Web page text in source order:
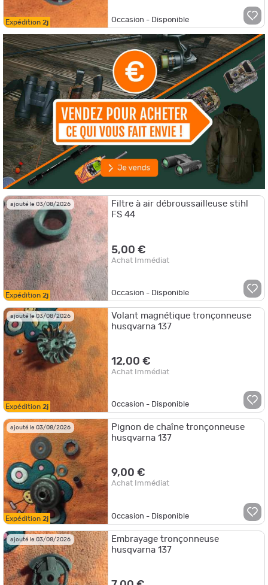
Expédition 2j Occasion - Disponible
ajouté le 03/08/2026
Expédition 2j
Filtre à air débroussailleuse stihl
FS 44
5,00 €
Achat Immédiat
Occasion - Disponible
ajouté le 03/08/2026
Expédition 2j
Volant magnétique tronçonneuse
husqvarna 137
12,00 €
Achat Immédiat
Occasion - Disponible
ajouté le 03/08/2026
Expédition 2j
Pignon de chaîne tronçonneuse
husqvarna 137
9,00 €
Achat Immédiat
Occasion - Disponible
ajouté le 03/08/2026
Embrayage tronçonneuse
husqvarna 137